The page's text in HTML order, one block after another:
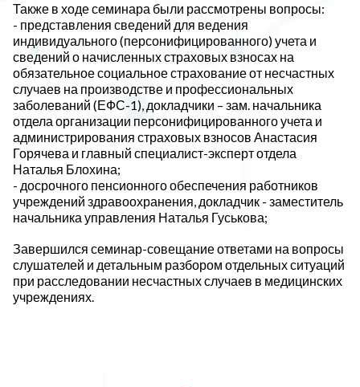
Также в ходе семинара были рассмотрены вопросы:
- представления сведений для ведения
индивидуального (персонифицированного) учета и
сведений о начисленных страховых взносах на
обязательное социальное страхование от несчастных
случаев на производстве и профессиональных
заболеваний (ЕФС-1), докладчики – зам. начальника
отдела организации персонифицированного учета и
администрирования страховых взносов Анастасия
Горячева и главный специалист-эксперт отдела
Наталья Блохина;
- досрочного пенсионного обеспечения работников
учреждений здравоохранения, докладчик - заместитель
начальника управления Наталья Гуськова;
Завершился семинар-совещание ответами на вопросы
слушателей и детальным разбором отдельных ситуаций
при расследовании несчастных случаев в медицинских
учреждениях.